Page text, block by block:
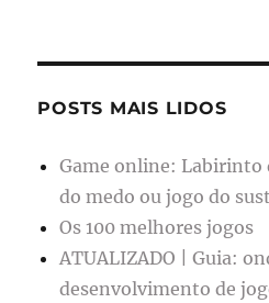
POSTS MAIS LIDOS
Game online:
do medo ou jogo do
Os 100 melhores jogos
ATUALIZADO | Guia:
desenvolvimento de